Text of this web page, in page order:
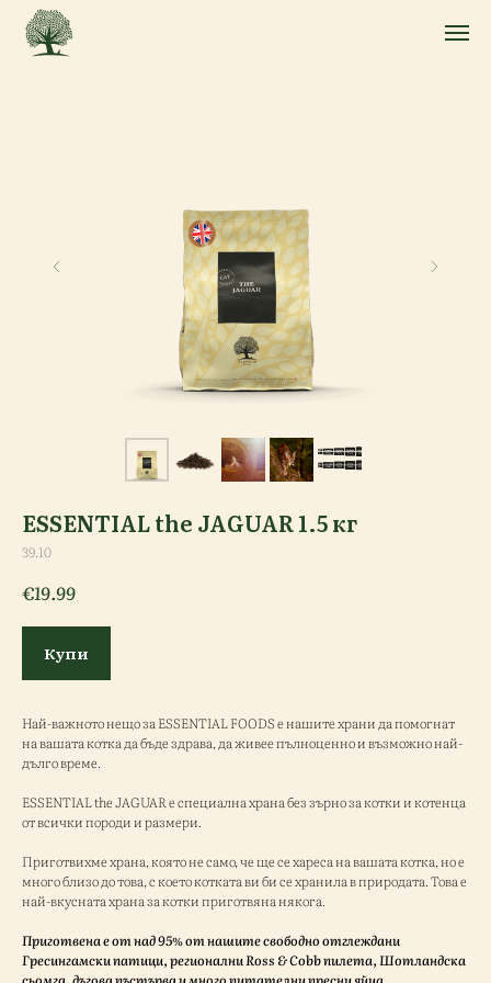
ESSENTIAL the JAGUAR 1.5 кг
39.10
€19.99
Купи
Най-важното нещо за ESSENTIAL FOODS е нашите храни да помогнат
на вашата котка да бъде здрава, да живее пълноценно и възможно най-
дълго време.
ESSENTIAL the JAGUAR е специална храна без зърно за котки и котенца
от всички породи и размери.
Приготвихме храна, която не само, че ще се хареса на вашата котка, но е
много близо до това, с което котката ви би се хранила в природата. Това е
най-вкусната храна за котки приготвяна някога.
Приготвена е от над 95% от нашите свободно отглеждани
Гресингамски патици, регионални Ross & Cobb пилета, Шотландска